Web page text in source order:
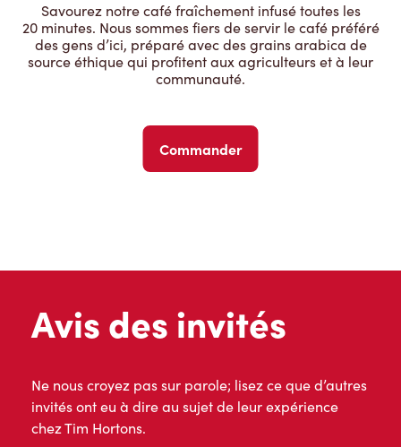
Savourez notre café fraîchement infusé toutes les
20 minutes. Nous sommes fiers de servir le café préféré
des gens d’ici, préparé avec des grains arabica de
source éthique qui profitent aux agriculteurs et à leur
communauté.
Commander
Avis des invités
Ne nous croyez pas sur parole; lisez ce que d’autres
invités ont eu à dire au sujet de leur expérience
chez Tim Hortons.